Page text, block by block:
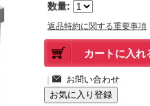
数量:
返品特約に関する重要事項